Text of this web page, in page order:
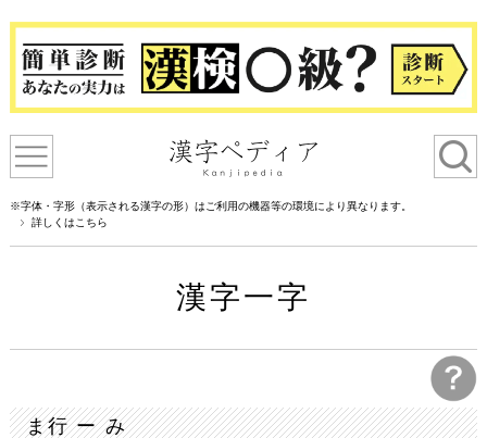
※字体・字形（表示される漢字の形）はご利用の機器等の環境により異なります。
詳しくはこちら
漢字一字
ま行 ー み